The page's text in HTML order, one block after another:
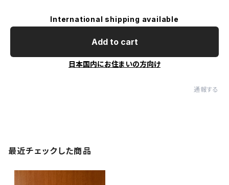
International shipping available
Add to cart
日本国内にお住まいの方向け
通報する
最近チェックした商品